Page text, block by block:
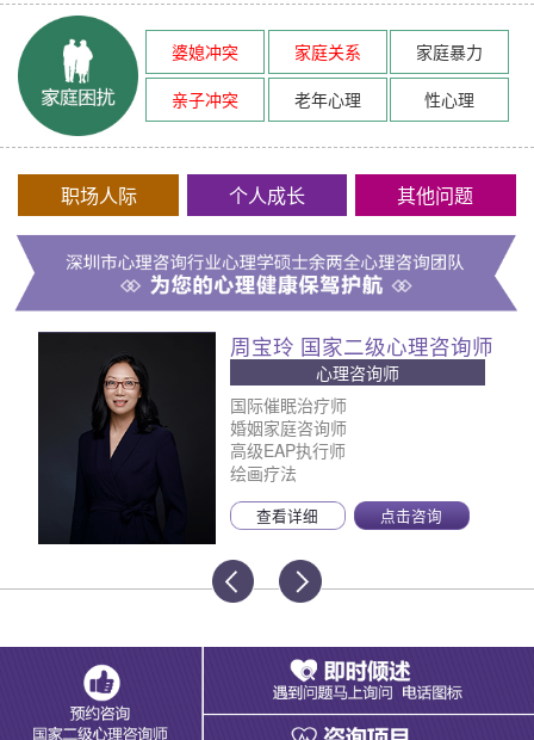
婆媳冲突 家庭关系
家庭暴力
亲子冲突
老年心理 性心理
职场人际 个人成长 其他问题
周宝玲 国家二级心理咨询师
心理咨询师
国际催眠治疗师
婚姻家庭咨询师
高级EAP执行师
绘画疗法
查看详细 点击咨询